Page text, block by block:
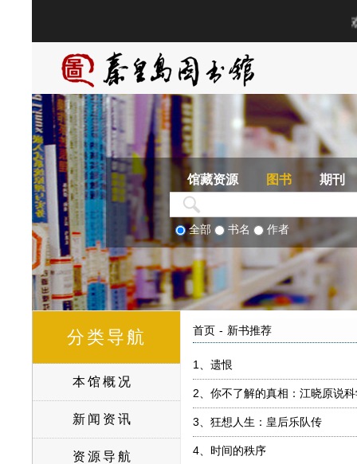
馆藏资源 图书 期刊
全部 书名 作者
分类导航
本馆概况
新闻资讯
资源导航
首页 - 新书推荐
1、 遗恨
2、 你不了解的真相：江晓原说
3、 狂想人生：皇后乐队传
4、 时间的秩序